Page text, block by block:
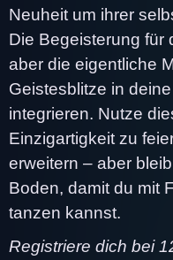
Neuheit um ihrer
Die Begeisterung für
aber die eigentliche
Geistesblitze in
integrieren. Nutze
Einzigartigkeit zu
erweitern – aber
Boden, damit du mit
tanzen kannst.
Registriere dich bei